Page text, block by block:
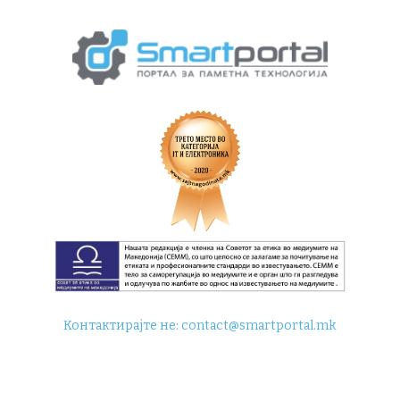
Контактирајте не:contact@smartportal.mk